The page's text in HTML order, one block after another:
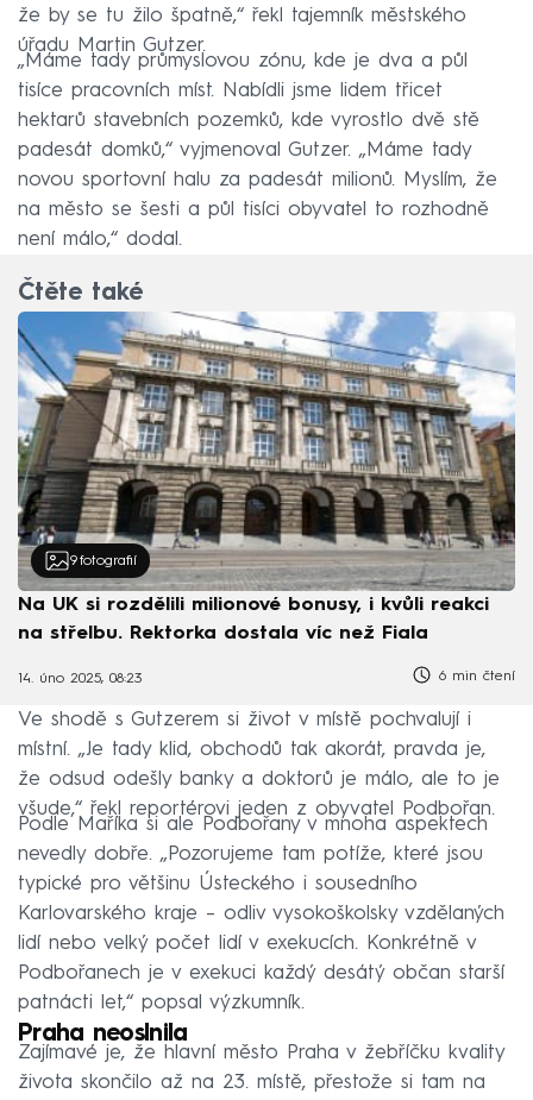
že by se tu žilo špatně,“ řekl tajemník městského
úřadu Martin Gutzer.
„Máme tady průmyslovou zónu, kde je dva a půl
tisíce pracovních míst. Nabídli jsme lidem třicet
hektarů stavebních pozemků, kde vyrostlo dvě stě
padesát domků,“ vyjmenoval Gutzer. „Máme tady
novou sportovní halu za padesát milionů. Myslím, že
na město se šesti a půl tisíci obyvatel to rozhodně
není málo,“ dodal.
Čtěte také
9 fotografií
Na UK si rozdělili milionové bonusy, i kvůli reakci
na střelbu. Rektorka dostala víc než Fiala
14. úno 2025, 08:23 6 min čtení
Ve shodě s Gutzerem si život v místě pochvalují i
místní. „Je tady klid, obchodů tak akorát, pravda je,
že odsud odešly banky a doktorů je málo, ale to je
všude,“ řekl reportérovi jeden z obyvatel Podbořan.
Podle Maříka si ale Podbořany v mnoha aspektech
nevedly dobře. „Pozorujeme tam potíže, které jsou
typické pro většinu Ústeckého i sousedního
Karlovarského kraje – odliv vysokoškolsky vzdělaných
lidí nebo velký počet lidí v exekucích. Konkrétně v
Podbořanech je v exekuci každý desátý občan starší
patnácti let,“ popsal výzkumník.
Praha neoslnila
Zajímavé je, že hlavní město Praha v žebříčku kvality
života skončilo až na 23. místě, přestože si tam na